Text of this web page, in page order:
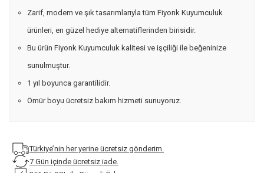
Zarif, modern ve şık tasarımlarıyla tüm Fiyonk Kuyumculuk
ürünleri, en güzel hediye alternatiflerinden birisidir.
Bu ürün Fiyonk Kuyumculuk kalitesi ve işçiliği ile beğeninize
sunulmuştur.
1 yıl boyunca garantilidir.
Ömür boyu ücretsiz bakım hizmeti sunuyoruz.
Türkiye’nin her yerine ücretsiz gönderim.
7 Gün içinde ücretsiz iade.